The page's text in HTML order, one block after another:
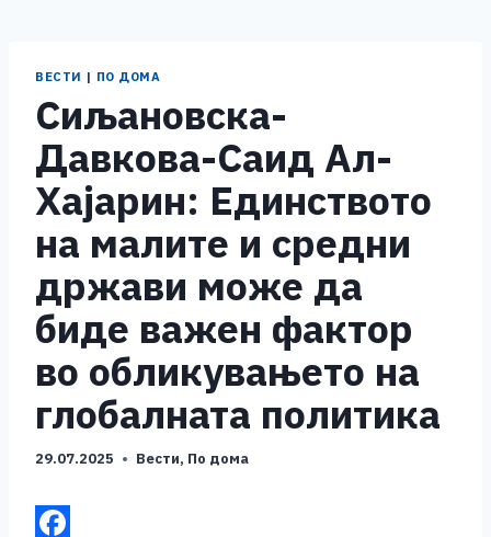
ВЕСТИ | ПО ДОМА
Сиљановска-
Давкова-Саид Ал-
Хајарин: Единството
на малите и средни
држави може да
биде важен фактор
во обликувањето на
глобалната политика
29.07.2025 Вести, По дома